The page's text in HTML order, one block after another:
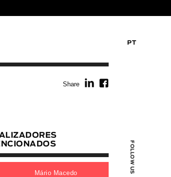
PT
FOLLOW US
Share f F
Mário Macedo